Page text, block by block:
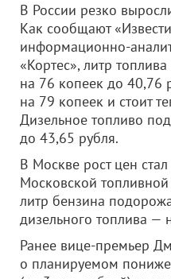
В России резко
Как сообщают
информационно-
«Кортес», литр
на 76 копеек до 40,76
на 79 копеек и стоит
Дизельное топливо
до 43,65 рубля.
В Москве рост цен
Московской
литр бензина
дизельного топлива —
Ранее вице-премьер
о планируемом